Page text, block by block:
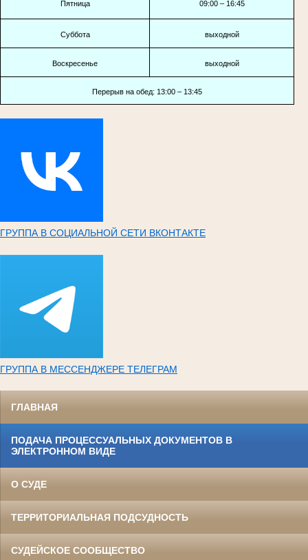
Пятница 09:00 – 16:45
Суббота выходной
Воскресенье выходной
Перерыв на обед: 13:00 – 13:45
ГРУППА В СОЦИАЛЬНОЙ СЕТИ ВКОНТАКТЕ
ГРУППА В МЕССЕНДЖЕРЕ ТЕЛЕГРАМ
ГЛАВНАЯ
ПОДАЧА ПРОЦЕССУАЛЬНЫХ ДОКУМЕНТОВ В
ЭЛЕКТРОННОМ ВИДЕ
О СУДЕ
ТЕРРИТОРИАЛЬНАЯ ПОДСУДНОСТЬ
СУДЕЙСКОЕ СООБЩЕСТВО